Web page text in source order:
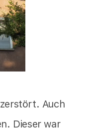
Auch
Dieser war